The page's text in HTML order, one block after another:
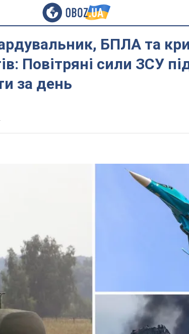
БПЛА та
Повітряні сили ЗСУ
за день